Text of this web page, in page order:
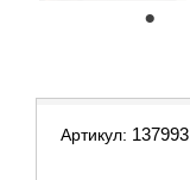
Артикул: 137993